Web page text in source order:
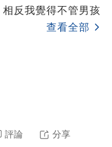
反我覺得不管男孩
查看全部
評論 分享